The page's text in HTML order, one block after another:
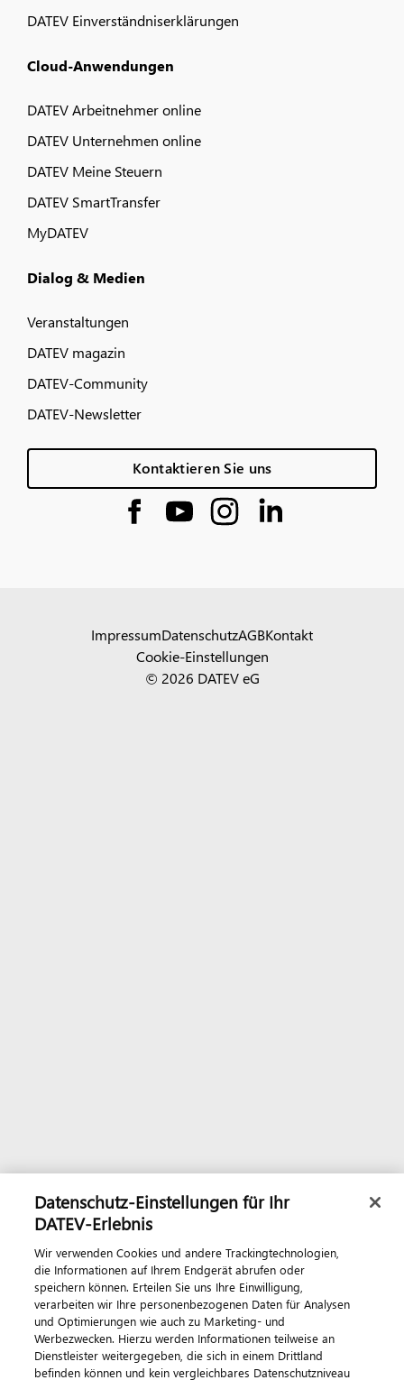
DATEV Einverständniserklärungen
Cloud-Anwendungen
DATEV Arbeitnehmer online
DATEV Unternehmen online
DATEV Meine Steuern
DATEV SmartTransfer
MyDATEV
Dialog & Medien
Veranstaltungen
DATEV magazin
DATEV-Community
DATEV-Newsletter
Kontaktieren Sie uns
© 2026 DATEV eG
ImpressumDatenschutzAGBKontakt
Cookie-Einstellungen
Datenschutz-Einstellungen für Ihr
DATEV-Erlebnis
Wir verwenden Cookies und andere Trackingtechnologien,
die Informationen auf Ihrem Endgerät abrufen oder
speichern können. Erteilen Sie uns Ihre Einwilligung,
verarbeiten wir Ihre personenbezogenen Daten für Analysen
und Optimierungen wie auch zu Marketing- und
Werbezwecken. Hierzu werden Informationen teilweise an
Dienstleister weitergegeben, die sich in einem Drittland
befinden können und kein vergleichbares Datenschutzniveau